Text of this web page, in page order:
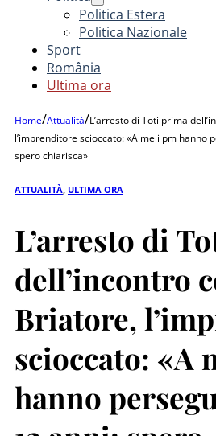
Politica Estera
Politica Nazionale
Sport
România
Ultima ora
Home/Attualità/L’arresto di Toti prima
l’imprenditore scioccato: «A me i pm hanno
spero chiarisca»
ATTUALITÀ ULTIMA ORA
L’arresto di
dell’incontro
Briatore,
scioccato: «A
hanno